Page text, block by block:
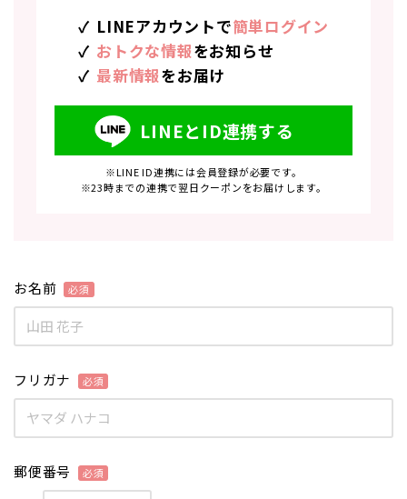
LINEアカウントで簡単ログイン
おトクな情報をお知らせ
最新情報をお届け
LINEとID連携する
※LINE ID連携には会員登録が必要です。
※23時までの連携で翌日クーポンをお届けします。
お名前
フリガナ
郵便番号